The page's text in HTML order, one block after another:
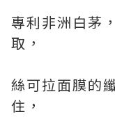
專利非洲白茅
取，
絲可拉面膜的
住，